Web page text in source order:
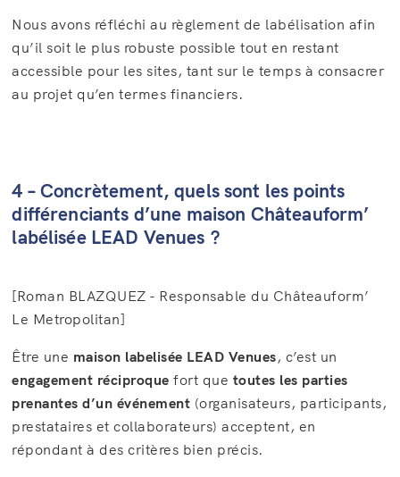
Nous avons réfléchi au règlement de labélisation afin
qu’il soit le plus robuste possible tout en restant
accessible pour les sites, tant sur le temps à consacrer
au projet qu’en termes financiers.
4 – Concrètement, quels sont les points
différenciants d’une maison Châteauform’
labélisée LEAD Venues ?
[Roman BLAZQUEZ - Responsable du Châteauform’
Le Metropolitan]
Être une maison labelisée LEAD Venues, c’est un
engagement réciproque fort que toutes les parties
prenantes d’un événement (organisateurs, participants,
prestataires et collaborateurs) acceptent, en
répondant à des critères bien précis.